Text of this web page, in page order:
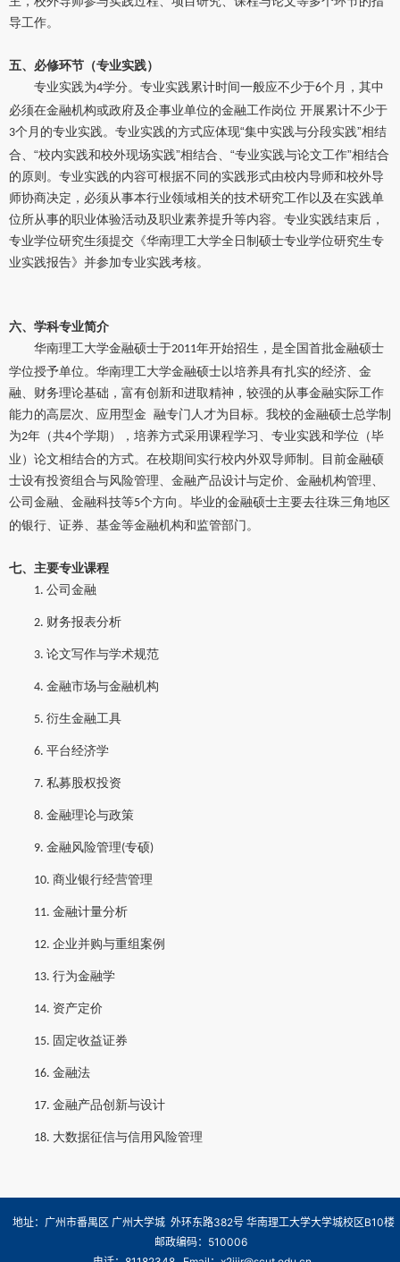
导工作。
五、必修环节（专业实践）
专业实践为4学分。专业实践累计时间一般应不少于6个月，其中
必须在金融机构或政府及企事业单位的金融工作岗位 开展累计不少于
3个月的专业实践。专业实践的方式应体现“集中实践与分段实践”相结
合、“校内实践和校外现场实践”相结合、“专业实践与论文工作”相结合
的原则。专业实践的内容可根据不同的实践形式由校内导师和校外导
师协商决定，必须从事本行业领域相关的技术研究工作以及在实践单
位所从事的职业体验活动及职业素养提升等内容。专业实践结束后，
专业学位研究生须提交《华南理工大学全日制硕士专业学位研究生专
业实践报告》并参加专业实践考核。
六、学科专业简介
华南理工大学金融硕士于2011年开始招生，是全国首批金融硕士
学位授予单位。华南理工大学金融硕士以培养具有扎实的经济、金
融、财务理论基础，富有创新和进取精神，较强的从事金融实际工作
能力的高层次、应用型金 融专门人才为目标。我校的金融硕士总学制
为2年（共4个学期），培养方式采用课程学习、专业实践和学位（毕
业）论文相结合的方式。在校期间实行校内外双导师制。目前金融硕
士设有投资组合与风险管理、金融产品设计与定价、金融机构管理、
公司金融、金融科技等5个方向。毕业的金融硕士主要去往珠三角地区
的银行、证券、基金等金融机构和监管部门。
七、主要专业课程
1. 公司金融
2. 财务报表分析
3. 论文写作与学术规范
4. 金融市场与金融机构
5. 衍生金融工具
6. 平台经济学
7. 私募股权投资
8. 金融理论与政策
9. 金融风险管理(专硕)
10. 商业银行经营管理
11. 金融计量分析
12. 企业并购与重组案例
13. 行为金融学
14. 资产定价
15. 固定收益证券
16. 金融法
17. 金融产品创新与设计
18. 大数据征信与信用风险管理
地址：广州市番禺区 广州大学城 外环东路382号 华南理工大学大学城校区B10楼
邮政编码：510006